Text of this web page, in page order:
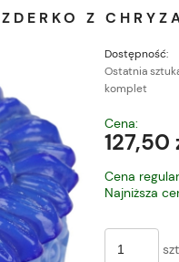
Z
Dostępność:
Ostatnia
komplet
płatności
Cena:
127,50
Cena
Najniższa